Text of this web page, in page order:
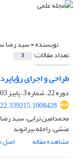
نویسنده =سید رضا
تعداد مقالات: 3
طراحی و اجرای
دوره 22، شماره 3، پاییز 1403، صفحه
محمدامین ترابی، سید
منشی، راحله بیرانوند
مشاهده مقاله
اصل